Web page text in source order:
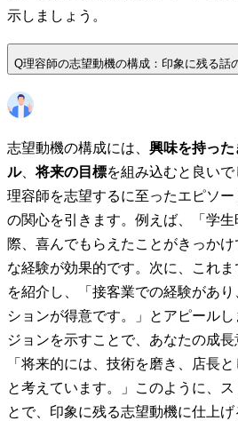
示しましょう。
Q理容師の志望動機の構成：印象に残る話
志望動機の構成には、 興味を持った
ル、将来の目標を組み込むと良い
理容師を志望するに至ったエピソ
の関心を引きます。例えば、「学
際、喜んでもらえたことがきっか
な経験が効果的です。次に、これ
を紹介し、「接客業での経験があ
ションが得意です。」とアピール
ジョンを示すことで、あなたの成長
「将来的には、技術を磨き、店長
と考えています。」このように、
とで、印象に残る志望動機に仕上げ